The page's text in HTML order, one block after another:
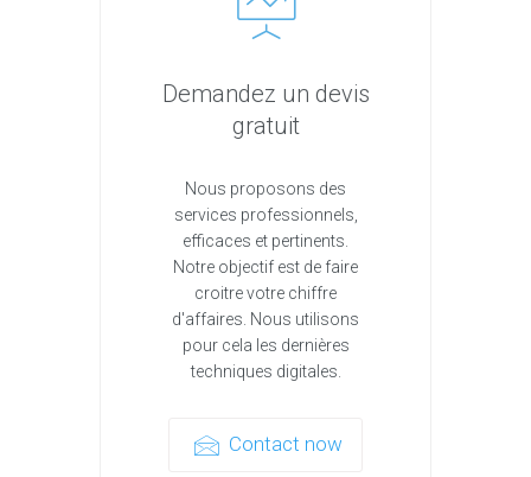
Demandez un devis
gratuit
Nous proposons des
services professionnels,
efficaces et pertinents.
Notre objectif est de faire
croitre votre chiffre
d'affaires. Nous utilisons
pour cela les dernières
techniques digitales.
Contact now